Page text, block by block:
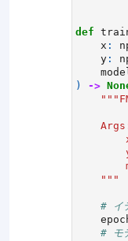
def
x :
y :
)
->
    """
# イ
# モ